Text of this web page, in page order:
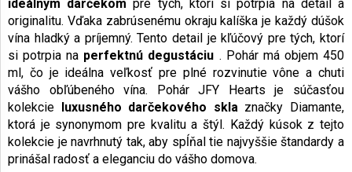
ideálnym darčekom pre tých, ktorí si potrpia na detail a
originalitu. Vďaka zabrúsenému okraju kalíška je každý dúšok
vína hladký a príjemný. Tento detail je kľúčový pre tých, ktorí
si potrpia na perfektnú degustáciu . Pohár má objem 450
ml, čo je ideálna veľkosť pre plné rozvinutie vône a chuti
vášho obľúbeného vína. Pohár JFY Hearts je súčasťou
kolekcie luxusného darčekového sklaznačky Diamante,
ktorá je synonymom pre kvalitu a štýl. Každý kúsok z tejto
kolekcie je navrhnutý tak, aby spĺňal tie najvyššie štandardy a
prinášal radosť a eleganciu do vášho domova.